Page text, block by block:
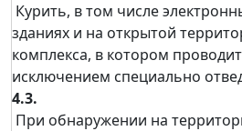
Курить, в том числе
зданиях и на открытой
комплекса, в котором
исключением специально
4.3.
При обнаружении на